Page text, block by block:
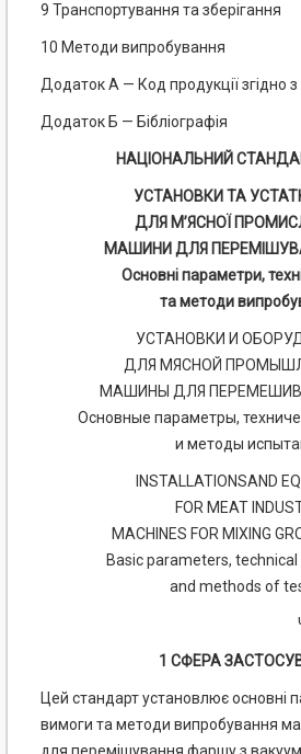
9 Транспортування та зберігання
10 Методи випробування
Додаток А — Код продукції згідно
Додаток Б — Бібліографія
НАЦІОНАЛЬНИЙ
УСТАНОВКИ ТА
ДЛЯ М’ЯСНОЇ
МАШИНИ ДЛЯ
Основні параметри,
та методи
УСТАНОВКИ И
ДЛЯ МЯСНОЙ
МАШИНЫ ДЛЯ
Основные параметры,
и методы
INSTALLATIONSAND
FOR MEAT
MACHINES FOR MIXING
Basic parameters,
and methods of
1 СФЕРА
Цей стандарт установлює основні
вимоги та методи випробування